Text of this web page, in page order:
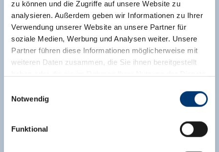
zu können und die Zugriffe auf unsere Website zu
analysieren. Außerdem geben wir Informationen zu Ihrer
Verwendung unserer Website an unsere Partner für
soziale Medien, Werbung und Analysen weiter. Unsere
Partner führen diese Informationen möglicherweise mit
weiteren Daten zusammen, die Sie ihnen bereitgestellt
Rohr 23// A-6280 Zell am Ziller
Notwendig
Funktional